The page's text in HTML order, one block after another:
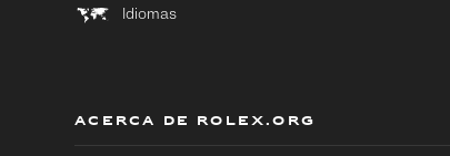
Idiomas
ACERCA DE ROLEX.ORG